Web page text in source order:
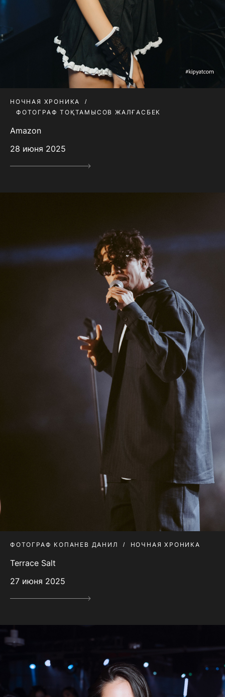
НОЧНАЯ ХРОНИКА
ФОТОГРАФ ТОҚТАМЫСОВ ЖАЛҒАСБЕК
Amazon
28 июня 2025
ФОТОГРАФ КОПАНЕВ ДАНИЛ НОЧНАЯ ХРОНИКА
Terrace Salt
27 июня 2025